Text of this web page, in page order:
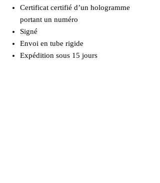
Certificat certifié d’un hologramme
portant un numéro
Signé
Envoi en tube rigide
Expédition sous 15 jours